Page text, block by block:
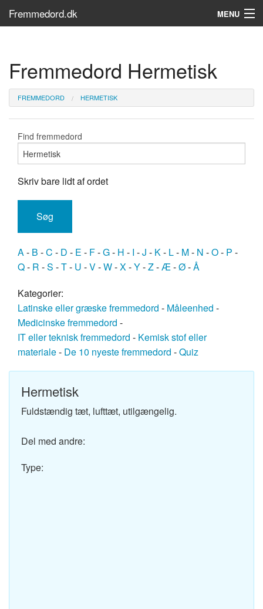
Fremmedord.dk MENU
Søg...
Find bøger
Fremmedord Hermetisk
FREMMEDORD HERMETISK
Find fremmedord
Skriv bare lidt af ordet
A- B -C - D - E - F-G- H - I -J - K- L- M- N -O- P -
Q- R -S -T- U -V-W-X-Y-Z-Æ-Ø-Å
Kategorier:
Latinske eller græske fremmedord - Måleenhed -
Medicinske fremmedord -
IT eller teknisk fremmedord - Kemisk stof eller
materiale- De 10 nyeste fremmedord -Quiz
Hermetisk
Fuldstændig tæt, lufttæt, utilgængelig.
Del med andre:
Type: